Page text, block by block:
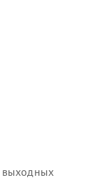
выходных